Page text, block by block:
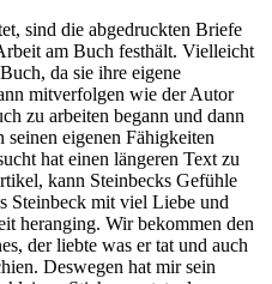
sind die abgedruckten Briefe
am Buch festhält. Vielleicht
da sie ihre eigene
mitverfolgen wie der Autor
zu arbeiten begann und dann
eigenen Fähigkeiten
hat einen längeren Text zu
kann Steinbecks Gefühle
Steinbeck mit viel Liebe und
heranging. Wir bekommen den
der liebte was er tat und auch
Deswegen hat mir sein